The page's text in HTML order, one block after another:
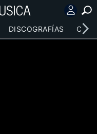
DISCOGRAFÍAS